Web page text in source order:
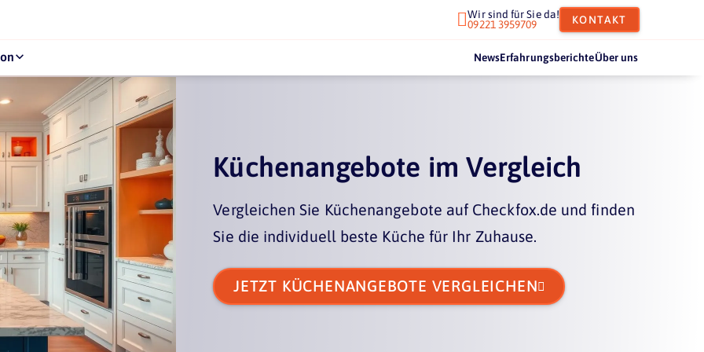
Wir sind für Sie da!
09221 3959709
KONTAKT
NewsErfahrungsberichteÜber uns
Wir sind für Sie da!
09221 3959709
KONTAKT
NewsErfahrungsberichteÜber uns
Küchenangebote im Vergleich
Vergleichen Sie Küchenangebote auf Checkfox.de und finden
Sie die individuell beste Küche für Ihr Zuhause.
JETZT KÜCHENANGEBOTE VERGLEICHEN